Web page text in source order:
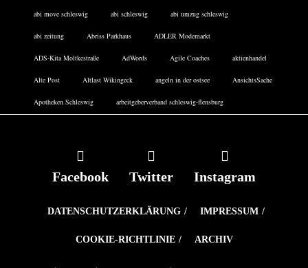
abi move schleswig abi schleswig abi umzug schleswig
abi zeitung Abriss Parkhaus ADLER Modemarkt
ADS-Kita Moltkestraße AdWords Agile Coaches aktienhandel
Alte Post Altlast Wikingeck angeln in der ostsee AnsichtsSache
Apotheken Schleswig arbeitgeberverband schleswig-flensburg
Facebook Twitter Instagram
DATENSCHUTZERKLÄRUNG IMPRESSUM
COOKIE-RICHTLINIE ARCHIV